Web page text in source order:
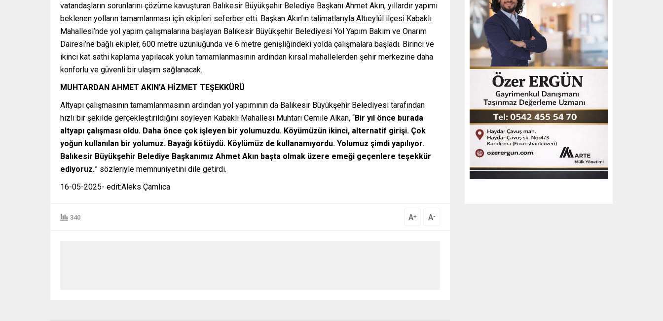
vatandaşların sorunlarını çözüme kavuşturan Balıkesir Büyükşehir Belediye Başkanı Ahmet Akın, yıllardır yapımı
beklenen yolların tamamlanması için ekipleri seferber etti. Başkan Akın’ın talimatlarıyla Altıeylül ilçesi Kabaklı
Mahallesi’nde yol yapım çalışmalarına başlayan Balıkesir Büyükşehir Belediyesi Yol Yapım Bakım ve Onarım
Dairesi’ne bağlı ekipler, 600 metre uzunluğunda ve 6 metre genişliğindeki yolda çalışmalara başladı. Birinci ve
ikinci kat sathi kaplama yapılacak yolun tamamlanmasının ardından kırsal mahallelerden şehir merkezine daha
konforlu ve güvenli bir ulaşım sağlanacak.
MUHTARDAN AHMET AKIN’A HİZMET TEŞEKKÜRÜ
Altyapı çalışmasının tamamlanmasının ardından yol yapımının da Balıkesir Büyükşehir Belediyesi tarafından
hızlı bir şekilde gerçekleştirildiğini söyleyen Kabaklı Mahallesi Muhtarı Cemile Alkan, “Bir yıl önce burada
altyapı çalışması oldu. Daha önce çok işleyen bir yolumuzdu. Köyümüzün ikinci, alternatif girişi. Çok
yoğun kullanılan bir yolumuz. Bayağı kötüydü. Köylümüz de kullanamıyordu. Yolumuz şimdi yapılıyor.
Balıkesir Büyükşehir Belediye Başkanımız Ahmet Akın başta olmak üzere emeği geçenlere teşekkür
ediyoruz.” sözleriyle memnuniyetini dile getirdi.
16-05-2025- edit:Aleks Çamlıca
340 A+ A-